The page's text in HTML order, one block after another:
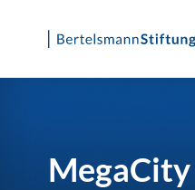
Skip
MegaCity